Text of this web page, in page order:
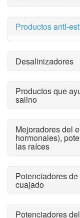
Productos anti-
Desalinizadores
Productos que
salino
Mejoradores del
hormonales),
las raíces
Potenciadores
cuajado
Potenciadores